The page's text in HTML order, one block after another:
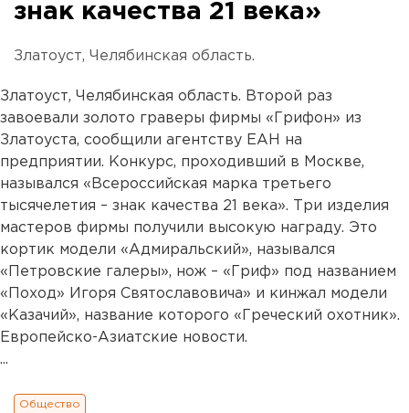
знак качества 21 века»
Златоуст, Челябинская область.
Златоуст, Челябинская область. Второй раз
завоевали золото граверы фирмы «Грифон» из
Златоуста, сообщили агентству ЕАН на
предприятии. Конкурс, проходивший в Москве,
назывался «Всероссийская марка третьего
тысячелетия – знак качества 21 века». Три изделия
мастеров фирмы получили высокую награду. Это
кортик модели «Адмиральский», назывался
«Петровские галеры», нож – «Гриф» под названием
«Поход» Игоря Святославовича» и кинжал модели
«Казачий», название которого «Греческий охотник».
Европейско-Азиатские новости.
...
Общество